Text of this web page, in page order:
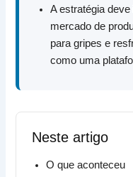
A estratégia
mercado de
para gripes e
como uma
Neste artigo
O que aconteceu